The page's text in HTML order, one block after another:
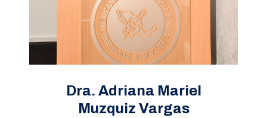
Dra. Adriana Mariel
Muzquiz Vargas